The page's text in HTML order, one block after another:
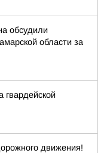
обсудили
области за
гвардейской
движения!